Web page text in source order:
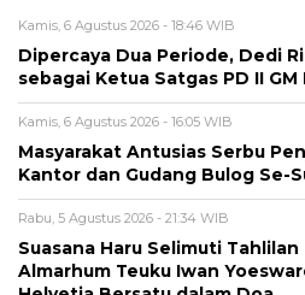
Kamis, 6 Agustus 2026 - 18:46 WIB
Dipercaya Dua Periode, Dedi
sebagai Ketua Satgas PD II GM
Kamis, 6 Agustus 2026 - 16:05 WIB
Masyarakat Antusias Serbu
Kantor dan Gudang Bulog Se-
Rabu, 5 Agustus 2026 - 21:34 WIB
Suasana Haru Selimuti
Almarhum Teuku Iwan